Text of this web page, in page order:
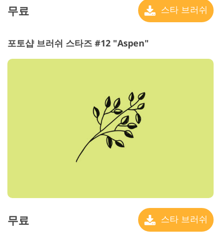
무료 스타 브러쉬
포토샵 브러쉬 스타즈 #12 "Aspen"
무료 스타 브러쉬